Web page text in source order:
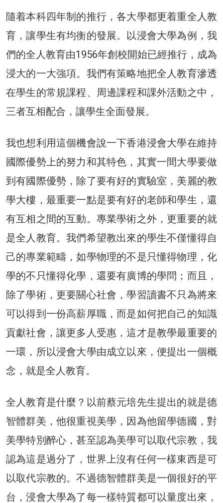
隨着本科四年制的推行，各大學都更着重全人教
育，讓學生有均衡的發展。以浸會大學為例，我
們的全人教育由1956年創校開始已經推行，成為
浸大的一大強項。我們有策略地把全人教育滲透
在學生的常規課程、周邊課程和課外活動之中，
三者互相配合，讓學生全面發展。
我也想利用這個機會說一下香港浸會大學在維持
國際優勢上的努力和其特色，其實一間大學要做
到有國際優勢，除了要有好的實驗室，美麗的教
學大樓，最重要一點是要有好的老師和學生，還
有互相之間的互動。專業學術之外，更重要的就
是全人教育。我們希望教出來的學生不僅懂得自
己的專業範疇，如學物理的不是只懂得物理，化
學的不只懂得化學，還要有廣博的學問；而且，
除了學術，更要關心社會，學習讀書不只為將來
可以得到一份高薪厚職，而是如何把自己的知識
貢獻社會，讓更多人受惠，這才是教學最重要的
一環，所以浸會大學由成立以來，便提出一個概
念，就是全人教育。
全人教育是什麼？以前蔡元培先生提出的就是德
智體群美，他很重視美學，因為他留學德國，對
美學特別醉心，甚至認為美學可以取代宗教，我
認為這是過分了，世界上沒有任何一樣東西是可
以取代宗教的。不過德智體群美是一個很好的平
台，浸會大學為了每一樣特質都可以量度出來，